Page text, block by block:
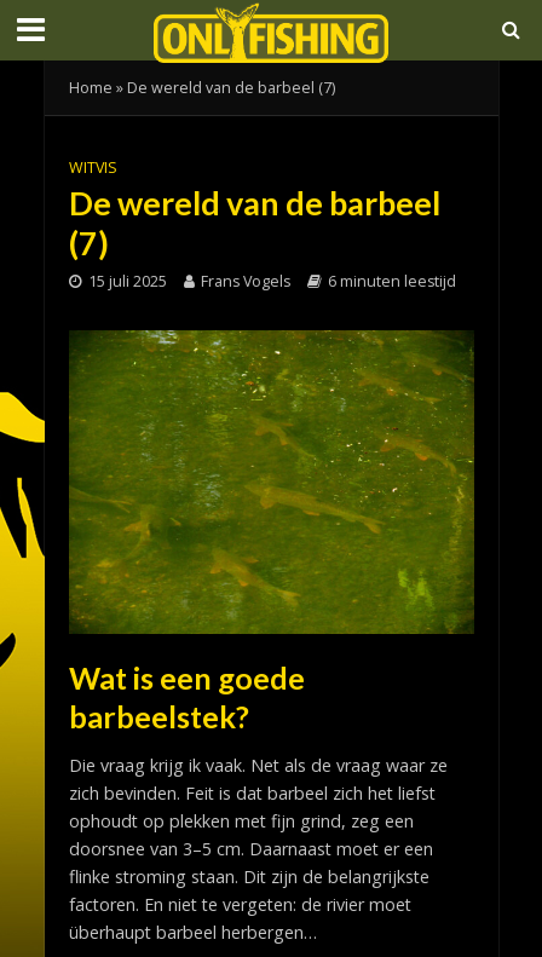
Home » De wereld van de barbeel (7)
WITVIS
De wereld van de barbeel
(7)
15 juli 2025 Frans Vogels 6 minuten leestijd
Wat is een goede
barbeelstek?
Die vraag krijg ik vaak. Net als de vraag waar ze
zich bevinden. Feit is dat barbeel zich het liefst
ophoudt op plekken met fijn grind, zeg een
doorsnee van 3–5 cm. Daarnaast moet er een
flinke stroming staan. Dit zijn de belangrijkste
factoren. En niet te vergeten: de rivier moet
überhaupt barbeel herbergen…